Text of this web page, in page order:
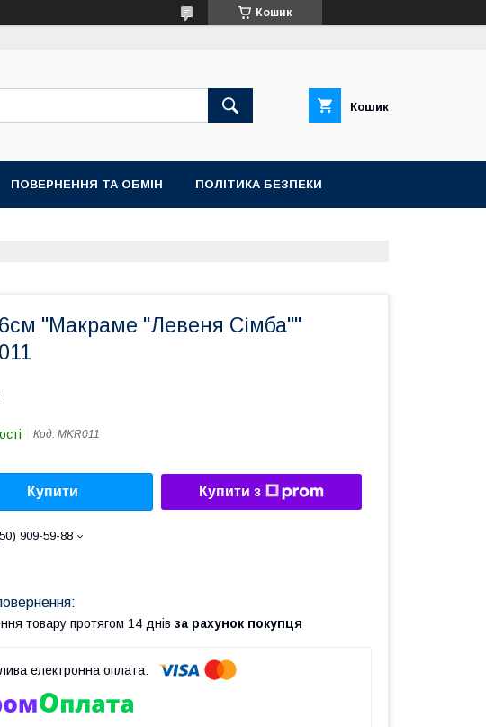
Кошик
Кошик
ПОВЕРНЕННЯ ТА ОБМІН ПОЛІТИКА БЕЗПЕКИ
"Макраме "Левеня Сімба""
Код: MKR011
Купити Купити з
909-59-88
товару протягом 14 днів за рахунок покупця